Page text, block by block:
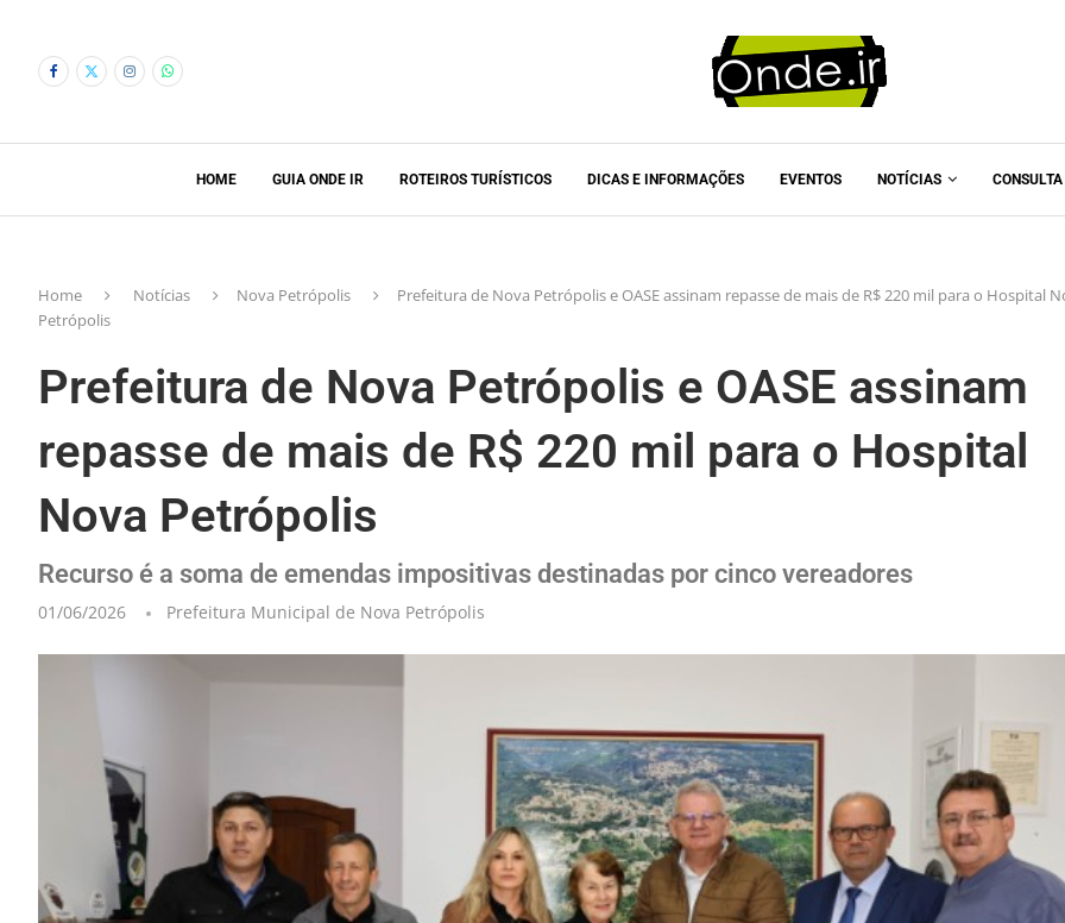
HOME GUIA ONDE IR ROTEIROS TURÍSTICOS DICAS E INFORMAÇÕES EVENTOS NOTÍCIAS
Home Notícias Nova Petrópolis
Prefeitura de Nova Petrópolis e OASE assinam repasse de mais de R$ 220 mil para o Hospital
Petrópolis
Prefeitura de Nova Petrópolis e OASE assinam
repasse de mais de R$ 220 mil para o Hospital
Nova Petrópolis
Recurso é a soma de emendas impositivas destinadas por cinco vereadores
01/06/2026 Prefeitura Municipal de Nova Petrópolis